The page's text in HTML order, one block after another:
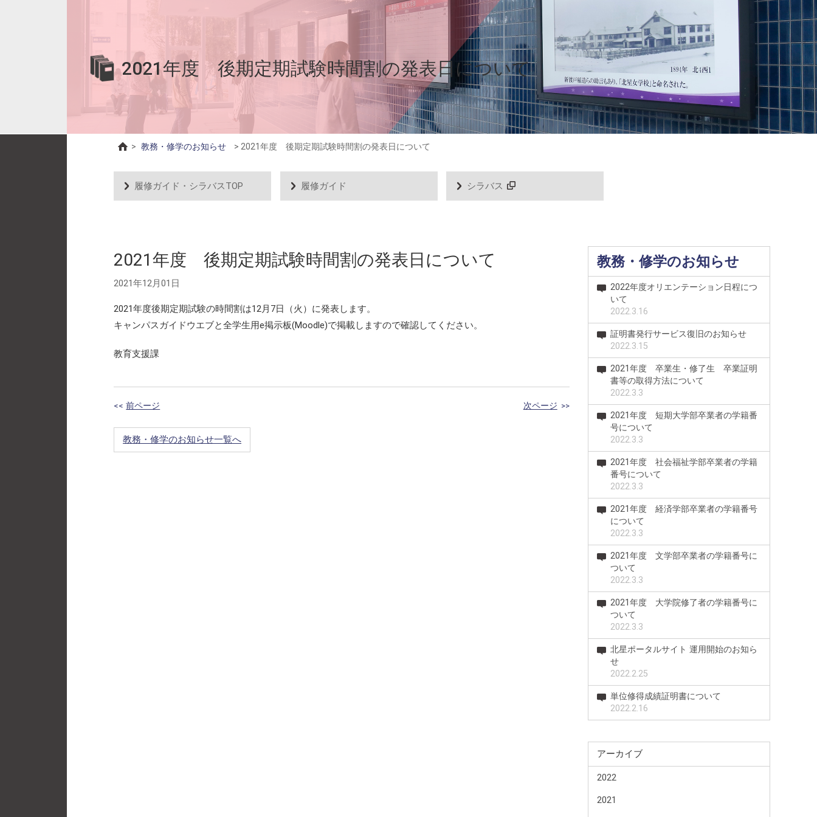
2021年度 後期定期試験時間割の発表日について
> 教務・修学のお知らせ > 2021年度 後期定期試験時間割の発表日について
履修ガイド・シラバスTOP 履修ガイド シラバス
2021年度 後期定期試験時間割の発表日について
2021年12月01日
2021年度後期定期試験の時間割は12月7日（火）に発表します。
キャンパスガイドウエブと全学生用e掲示板(Moodle)で掲載しますので確認してください。
教育支援課
<< 前ページ 次ページ >>
教務・修学のお知らせ一覧へ
教務・修学のお知らせ
2022年度オリエンテーション日程につ
いて
2022.3.16
証明書発行サービス復旧のお知らせ
2022.3.15
2021年度 卒業生・修了生 卒業証明
書等の取得方法について
2022.3.3
2021年度 短期大学部卒業者の学籍番
号について
2022.3.3
2021年度 社会福祉学部卒業者の学籍
番号について
2022.3.3
2021年度 経済学部卒業者の学籍番号
について
2022.3.3
2021年度 文学部卒業者の学籍番号に
ついて
2022.3.3
2021年度 大学院修了者の学籍番号に
ついて
2022.3.3
北星ポータルサイト 運用開始のお知ら
せ
2022.2.25
単位修得成績証明書について
2022.2.16
アーカイブ
2022
2021